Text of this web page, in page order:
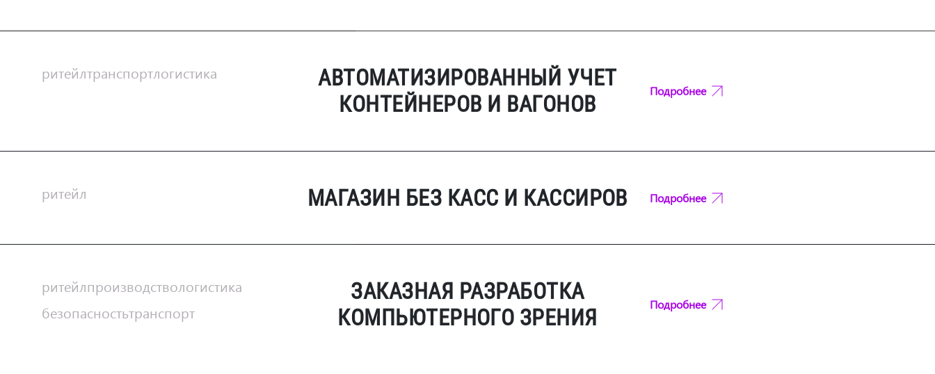
ритейлтранспортлогистика
АВТОМАТИЗИРОВАННЫЙ УЧЕТ
КОНТЕЙНЕРОВ И ВАГОНОВ
Подробнее
ритейл МАГАЗИН БЕЗ КАСС И КАССИРОВ Подробнее
ритейлпроизводствологистика
безопасностьтранспорт
ЗАКАЗНАЯ РАЗРАБОТКА
КОМПЬЮТЕРНОГО ЗРЕНИЯ
Подробнее